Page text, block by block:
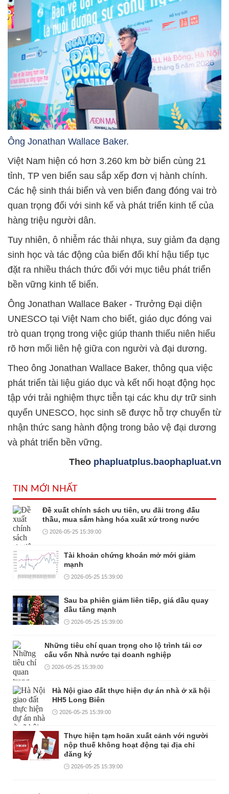
Ông Jonathan Wallace Baker.
Việt Nam hiện có hơn 3.260 km bờ biển cùng 21
tỉnh, TP ven biển sau sắp xếp đơn vị hành chính.
Các hệ sinh thái biển và ven biển đang đóng vai trò
quan trọng đối với sinh kế và phát triển kinh tế của
hàng triệu người dân.
Tuy nhiên, ô nhiễm rác thải nhựa, suy giảm đa dạng
sinh học và tác động của biến đổi khí hậu tiếp tục
đặt ra nhiều thách thức đối với mục tiêu phát triển
bền vững kinh tế biển.
Ông Jonathan Wallace Baker - Trưởng Đại diện
UNESCO tại Việt Nam cho biết, giáo dục đóng vai
trò quan trọng trong việc giúp thanh thiếu niên hiểu
rõ hơn mối liên hệ giữa con người và đại dương.
Theo ông Jonathan Wallace Baker, thông qua việc
phát triển tài liệu giáo dục và kết nối hoạt động học
tập với trải nghiệm thực tiễn tại các khu dự trữ sinh
quyển UNESCO, học sinh sẽ được hỗ trợ chuyển từ
nhận thức sang hành động trong bảo vệ đại dương
và phát triển bền vững.
Theo phapluatplus.baophapluat.vn
TIN MỚI NHẤT
Đề xuất chính sách ưu tiên, ưu đãi trong đấu
thầu, mua sắm hàng hóa xuất xứ trong nước
2026-05-25 15:39:00
Tài khoản chứng khoán mở mới giảm
mạnh
2026-05-25 15:39:00
Sau ba phiên giảm liên tiếp, giá dầu quay
đầu tăng mạnh
2026-05-25 15:39:00
Những tiêu chí quan trọng cho lộ trình tái cơ
cấu vốn Nhà nước tại doanh nghiệp
2026-05-25 15:39:00
Hà Nội giao đất thực hiện dự án nhà ở xã hội
HH5 Long Biên
2026-05-25 15:39:00
Thực hiện tạm hoãn xuất cảnh với người
nộp thuế không hoạt động tại địa chỉ
đăng ký
2026-05-25 15:39:00